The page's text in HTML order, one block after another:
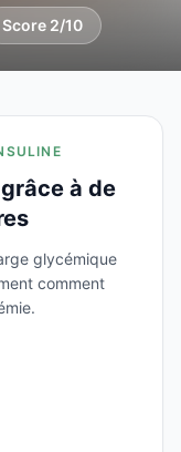
Score 2/10
à de
glycémique
comment